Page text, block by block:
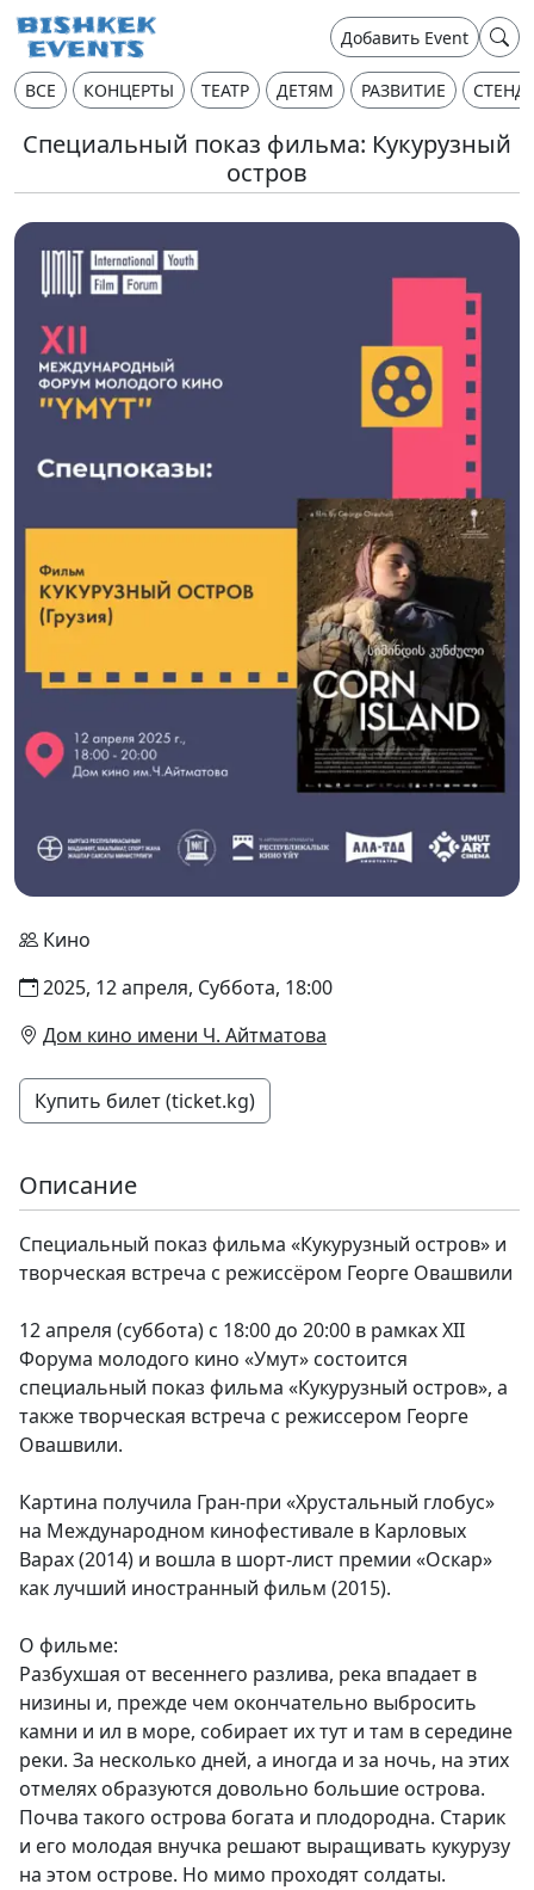
Добавить Event
ВСЕ КОНЦЕРТЫ ТЕАТР ДЕТЯМ РАЗВИТИЕ
Специальный показ фильма: Кукурузный
остров
Кино
2025, 12 апреля, Суббота, 18:00
Дом кино имени Ч. Айтматова
Купить билет (ticket.kg)
Описание
Специальный показ фильма «Кукурузный остров» и
творческая встреча с режиссёром Георге Овашвили
12 апреля (суббота) с 18:00 до 20:00 в рамках XII
Форума молодого кино «Умут» состоится
специальный показ фильма «Кукурузный остров», а
также творческая встреча с режиссером Георге
Овашвили.
Картина получила Гран-при «Хрустальный глобус»
на Международном кинофестивале в Карловых
Варах (2014) и вошла в шорт-лист премии «Оскар»
как лучший иностранный фильм (2015).
О фильме:
Разбухшая от весеннего разлива, река впадает в
низины и, прежде чем окончательно выбросить
камни и ил в море, собирает их тут и там в середине
реки. За несколько дней, а иногда и за ночь, на этих
отмелях образуются довольно большие острова.
Почва такого острова богата и плодородна. Старик
и его молодая внучка решают выращивать кукурузу
на этом острове. Но мимо проходят солдаты.